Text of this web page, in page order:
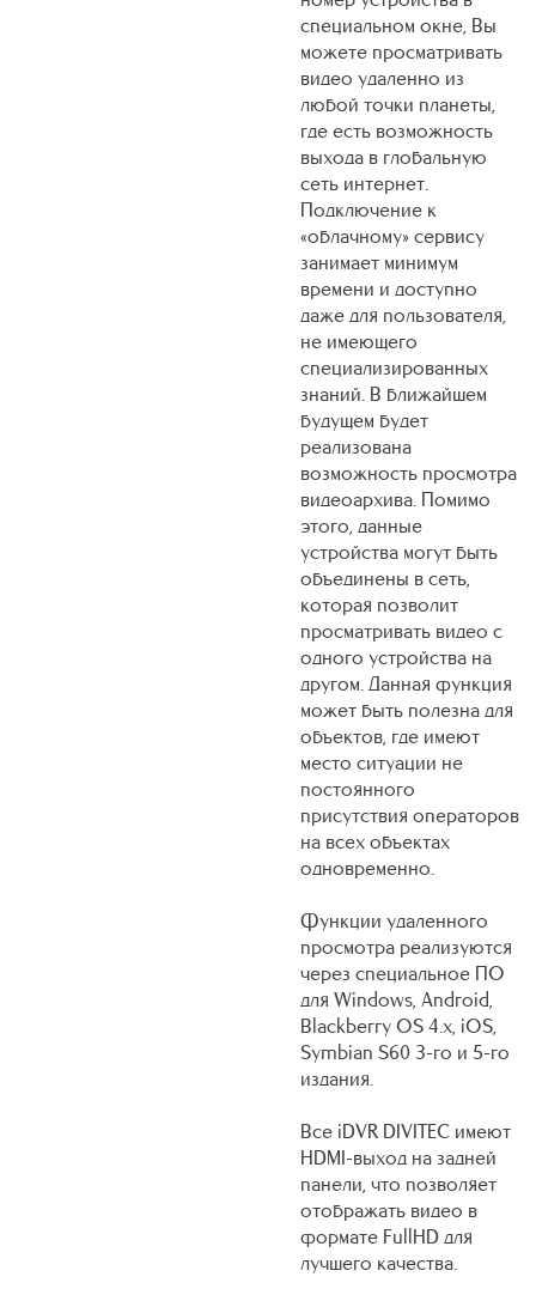
специальном окне, Вы
можете просматривать
видео удаленно из
любой точки планеты,
где есть возможность
выхода в глобальную
сеть интернет.
Подключение к
«облачному» сервису
занимает минимум
времени и доступно
даже для пользователя,
не имеющего
специализированных
знаний. В ближайшем
будущем будет
реализована
возможность просмотра
видеоархива. Помимо
этого, данные
устройства могут быть
объединены в сеть,
которая позволит
просматривать видео с
одного устройства на
другом. Данная функция
может быть полезна для
объектов, где имеют
место ситуации не
постоянного
присутствия операторов
на всех объектах
одновременно.
Функции удаленного
просмотра реализуются
через специальное ПО
для Windows, Android,
Blackberry OS 4.x, iOS,
Symbian S60 3-го и 5-го
издания.
Все iDVR DIVITEC имеют
HDMI-выход на задней
панели, что позволяет
отображать видео в
формате FullHD для
лучшего качества.